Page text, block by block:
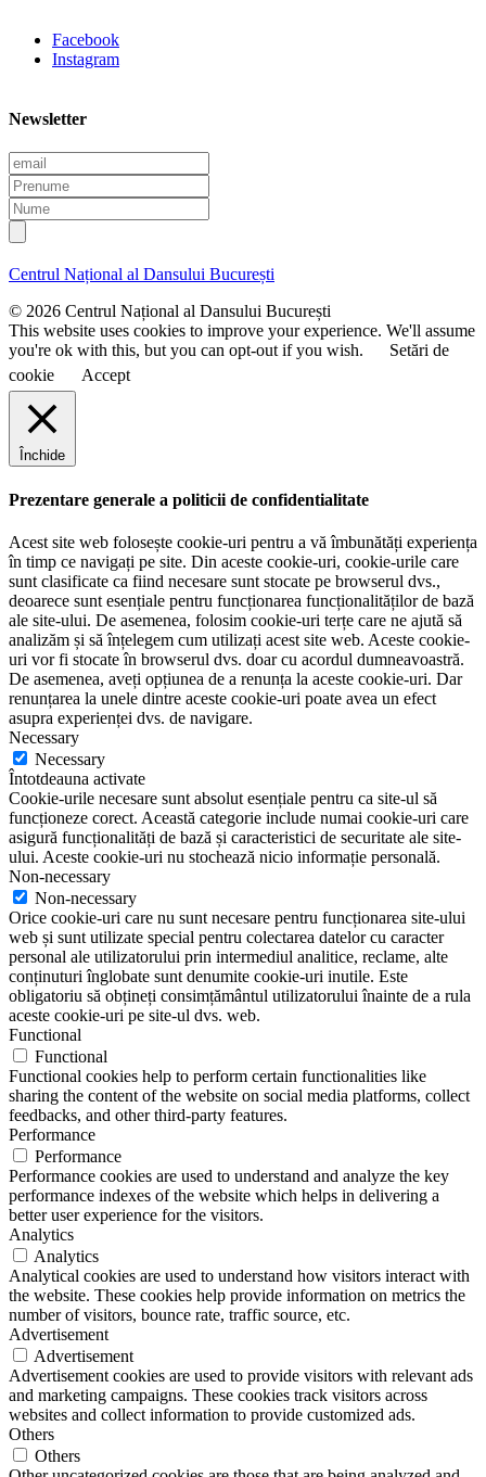
Facebook
Instagram
Newsletter
E
m
a
i
l
P
r
e
n
m
N
u
m
e
Centrul Național al Dansului București
© 2026 Centrul Național al Dansului București
This website uses cookies to improve your experience. We'll assume
you're ok with this, but you can opt-out if you wish.
Setări de
cookie
Accept
Închide
Prezentare generale a politicii de confidentialitate
Acest site web folosește cookie-uri pentru a vă îmbunătăți experiența
în timp ce navigați pe site. Din aceste cookie-uri, cookie-urile care
sunt clasificate ca fiind necesare sunt stocate pe browserul dvs.,
deoarece sunt esențiale pentru funcționarea funcționalităților de bază
ale site-ului. De asemenea, folosim cookie-uri terțe care ne ajută să
analizăm și să înțelegem cum utilizați acest site web. Aceste cookie-
uri vor fi stocate în browserul dvs. doar cu acordul dumneavoastră.
De asemenea, aveți opțiunea de a renunța la aceste cookie-uri. Dar
renunțarea la unele dintre aceste cookie-uri poate avea un efect
asupra experienței dvs. de navigare.
Necessary
Necessary
Întotdeauna activate
Cookie-urile necesare sunt absolut esențiale pentru ca site-ul să
funcționeze corect. Această categorie include numai cookie-uri care
asigură funcționalități de bază și caracteristici de securitate ale site-
ului. Aceste cookie-uri nu stochează nicio informație personală.
Non-necessary
Non-necessary
Orice cookie-uri care nu sunt necesare pentru funcționarea site-ului
web și sunt utilizate special pentru colectarea datelor cu caracter
personal ale utilizatorului prin intermediul analitice, reclame, alte
conținuturi înglobate sunt denumite cookie-uri inutile. Este
obligatoriu să obțineți consimțământul utilizatorului înainte de a rula
aceste cookie-uri pe site-ul dvs. web.
Functional
Functional
Functional cookies help to perform certain functionalities like
sharing the content of the website on social media platforms, collect
feedbacks, and other third-party features.
Performance
Performance
Performance cookies are used to understand and analyze the key
performance indexes of the website which helps in delivering a
better user experience for the visitors.
Analytics
Analytics
Analytical cookies are used to understand how visitors interact with
the website. These cookies help provide information on metrics the
number of visitors, bounce rate, traffic source, etc.
Advertisement
Advertisement
Advertisement cookies are used to provide visitors with relevant ads
and marketing campaigns. These cookies track visitors across
websites and collect information to provide customized ads.
Others
Others